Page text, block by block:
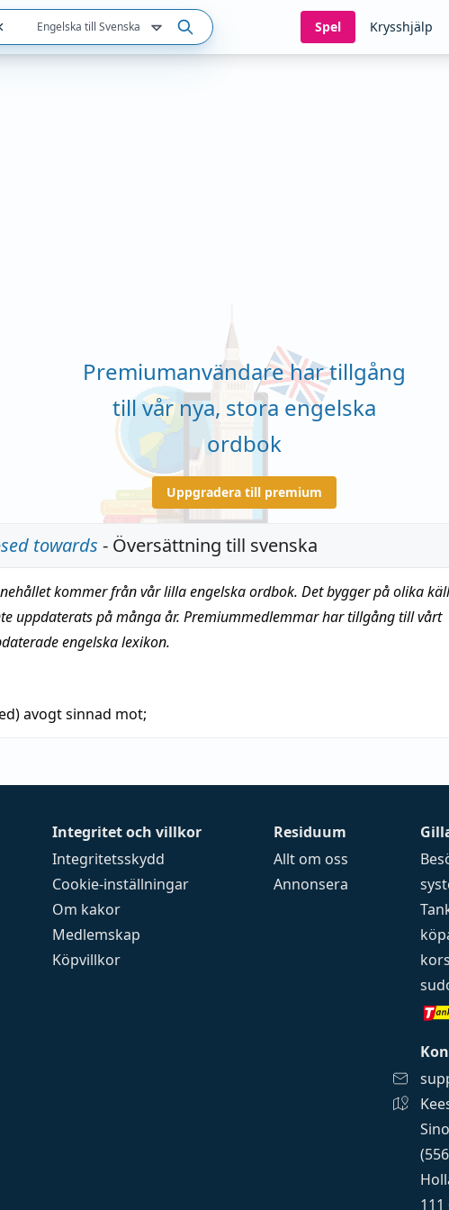
Engelska till Svenska Spel Krysshjälp
Premiumanvändare har tillgång
till vår nya, stora engelska
ordbok
Uppgradera till premium
towards - Översättning till svenska
kommer från vår lilla engelska ordbok. Det bygger på olika
uppdaterats på många år. Premiummedlemmar har tillgång till vårt
engelska lexikon.
avogt sinnad mot;
Integritet och villkor
Integritetsskydd
Cookie-inställningar
Om kakor
Medlemskap
Köpvillkor
Residuum
Allt om oss
Annonsera